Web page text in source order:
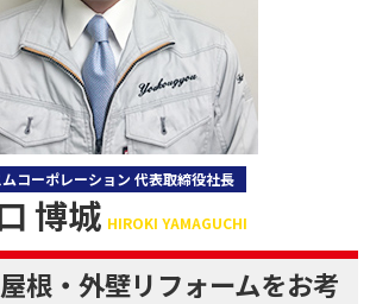
コーポレーション 代表取締役社長
博城 HIROKI YAMAGUCHI
根・外壁リフォームをお考